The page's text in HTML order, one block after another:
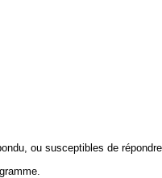
ou susceptibles de